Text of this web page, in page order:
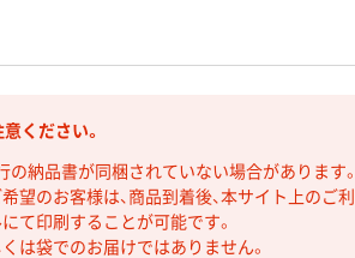
ください。
の納品書が同梱されていない場合があります。
望のお客様は、商品到着後、本サイト上のご利
て印刷することが可能です。
は袋でのお届けではありません。